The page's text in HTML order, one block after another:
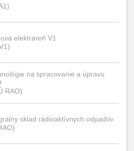
elektráreň V1
na spracovanie a úpravu
RAO)
sklad rádioaktívnych odpadov